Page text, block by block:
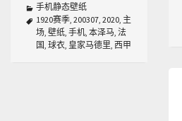
手机静态壁纸
1920赛季 200307 2020 主
场 壁纸 手机 本泽马 法
国 球衣 皇家马德里 西甲